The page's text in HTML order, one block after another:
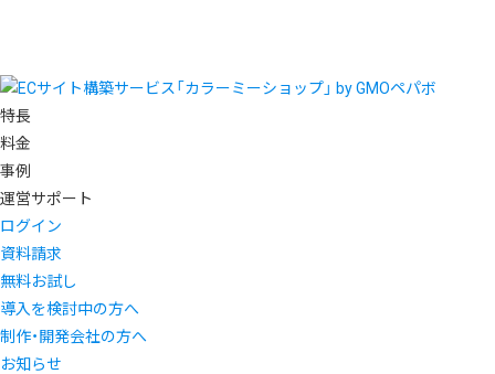
特長
料金
事例
運営サポート
ログイン
資料請求
無料お試し
導入を検討中の方へ
制作・開発会社の方へ
お知らせ